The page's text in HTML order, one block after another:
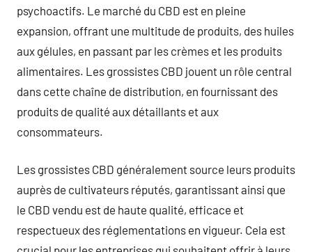
psychoactifs. Le marché du CBD est en pleine
expansion, offrant une multitude de produits, des huiles
aux gélules, en passant par les crèmes et les produits
alimentaires. Les grossistes CBD jouent un rôle central
dans cette chaîne de distribution, en fournissant des
produits de qualité aux détaillants et aux
consommateurs.
Les grossistes CBD généralement source leurs produits
auprès de cultivateurs réputés, garantissant ainsi que
le CBD vendu est de haute qualité, efficace et
respectueux des réglementations en vigueur. Cela est